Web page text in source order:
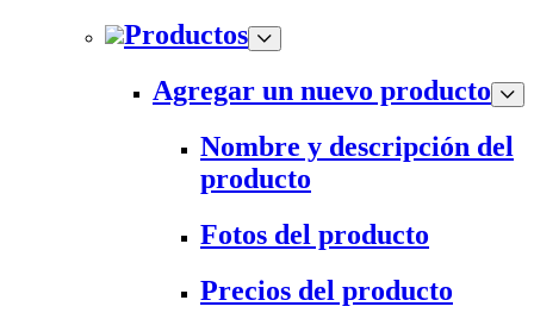
Productos
Agregar un nuevo producto
Nombre y descripción del
producto
Fotos del producto
Precios del producto